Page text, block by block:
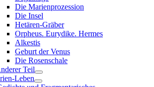
Die Marienprozession
Die Insel
Hetären-Gräber
Orpheus. Eurydike. Hermes
Alkestis
Geburt der Venus
Die Rosenschale
Teil
Leben